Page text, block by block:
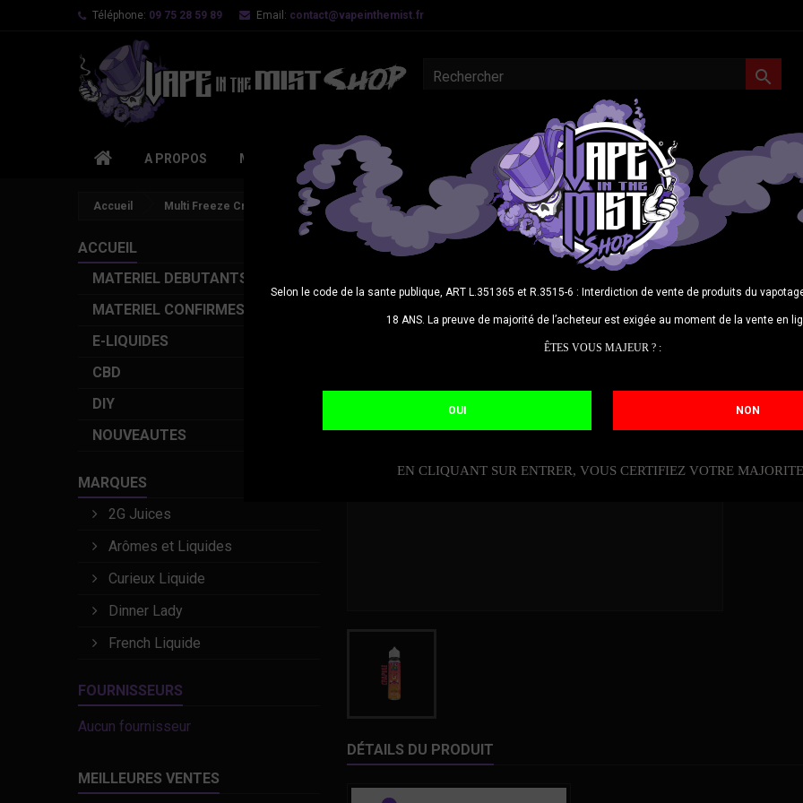
Selon le code de la sante publique, ART L.351365 et R.3515-6 : Interdiction de vente de produits du
18 ANS. La preuve de majorité de l’acheteur est exigée au moment de la vente en
ÊTES VOUS MAJEUR ? :
OUI NON
EN CLIQUANT SUR ENTRER, VOUS CERTIFIEZ VOTRE MAJORITE
Téléphone: 09 75 28 59 89 Email: contact@vapeinthemist.fr

A PROPOS MATERIEL DEBUTANTS MATERIEL CONFIRMES E-LIQUIDES DIY CBD
Accueil Multi Freeze Crapule 50ml
ACCUEIL
MATERIEL DEBUTANTS
MATERIEL CONFIRMES
E-LIQUIDES
CBD
DIY
NOUVEAUTES
MARQUES
2G Juices
Arômes et Liquides
Curieux Liquide
Dinner Lady
French Liquide
FOURNISSEURS
Aucun fournisseur
MEILLEURES VENTES
De
jusqu’à
Quantité
DÉTAILS DU PRODUIT